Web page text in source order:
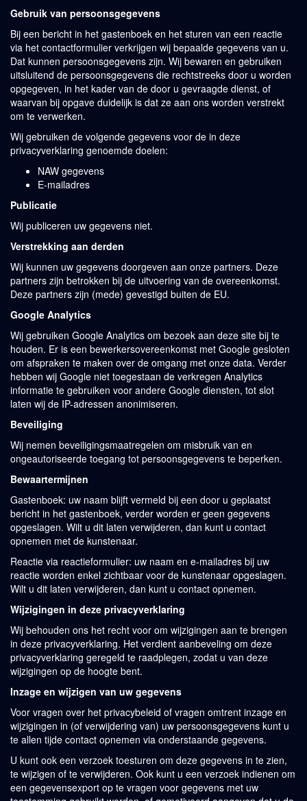
Gebruik van persoonsgegevens
Bij een bericht in het gastenboek en het sturen van een reactie
via het contactformulier verkrijgen wij bepaalde gegevens van u.
Dat kunnen persoonsgegevens zijn. Wij bewaren en gebruiken
uitsluitend de persoonsgegevens die rechtstreeks door u worden
opgegeven, in het kader van de door u gevraagde dienst, of
waarvan bij opgave duidelijk is dat ze aan ons worden verstrekt
om te verwerken.
Wij gebruiken de volgende gegevens voor de in deze
privacyverklaring genoemde doelen:
NAW gegevens
E-mailadres
Publicatie
Wij publiceren uw gegevens niet.
Verstrekking aan derden
Wij kunnen uw gegevens doorgeven aan onze partners. Deze
partners zijn betrokken bij de uitvoering van de overeenkomst.
Deze partners zijn (mede) gevestigd buiten de EU.
Google Analytics
Wij gebruiken Google Analytics om bezoek aan deze site bij te
houden. Er is een bewerkersovereenkomst met Google gesloten
om afspraken te maken over de omgang met onze data. Verder
hebben wij Google niet toegestaan de verkregen Analytics
informatie te gebruiken voor andere Google diensten, tot slot
laten wij de IP-adressen anonimiseren.
Beveiliging
Wij nemen beveiligingsmaatregelen om misbruik van en
ongeautoriseerde toegang tot persoonsgegevens te beperken.
Bewaartermijnen
Gastenboek: uw naam blijft vermeld bij een door u geplaatst
bericht in het gastenboek, verder worden er geen gegevens
opgeslagen. Wilt u dit laten verwijderen, dan kunt u contact
opnemen met de kunstenaar.
Reactie via reactieformulier: uw naam en e-mailadres bij uw
reactie worden enkel zichtbaar voor de kunstenaar opgeslagen.
Wilt u dit laten verwijderen, dan kunt u contact opnemen.
Wijzigingen in deze privacyverklaring
Wij behouden ons het recht voor om wijzigingen aan te brengen
in deze privacyverklaring. Het verdient aanbeveling om deze
privacyverklaring geregeld te raadplegen, zodat u van deze
wijzigingen op de hoogte bent.
Inzage en wijzigen van uw gegevens
Voor vragen over het privacybeleid of vragen omtrent inzage en
wijzigingen in (of verwijdering van) uw persoonsgegevens kunt u
te allen tijde contact opnemen via onderstaande gegevens.
U kunt ook een verzoek toesturen om deze gegevens in te zien,
te wijzigen of te verwijderen. Ook kunt u een verzoek indienen om
een gegevensexport op te vragen voor gegevens met uw